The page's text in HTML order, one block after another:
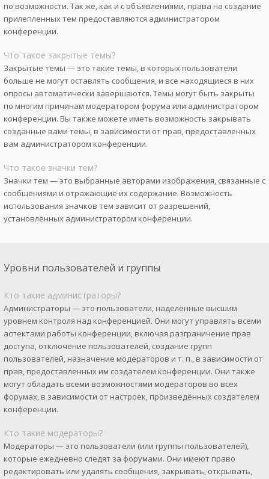
по возможности. Так же, как и с объявлениями, права на создание
прилепленных тем предоставляются администратором
конференции.
Что такое закрытые темы?
Закрытые темы — это такие темы, в которых пользователи
больше не могут оставлять сообщения, и все находящиеся в них
опросы автоматически завершаются. Темы могут быть закрыты
по многим причинам модератором форума или администратором
конференции. Вы также можете иметь возможность закрывать
созданные вами темы, в зависимости от прав, предоставленных
вам администратором конференции.
Что такое значки тем?
Значки тем — это выбранные авторами изображения, связанные с
сообщениями и отражающие их содержание. Возможность
использования значков тем зависит от разрешений,
установленных администратором конференции.
Уровни пользователей и группы
Кто такие администраторы?
Администраторы — это пользователи, наделённые высшим
уровнем контроля над конференцией. Они могут управлять всеми
аспектами работы конференции, включая разграничение прав
доступа, отключение пользователей, создание групп
пользователей, назначение модераторов и т. п., в зависимости от
прав, предоставленных им создателем конференции. Они также
могут обладать всеми возможностями модераторов во всех
форумах, в зависимости от настроек, произведённых создателем
конференции.
Кто такие модераторы?
Модераторы — это пользователи (или группы пользователей),
которые ежедневно следят за форумами. Они имеют право
редактировать или удалять сообщения, закрывать, открывать,